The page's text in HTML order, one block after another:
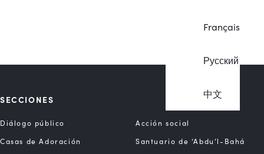
Français
Русский
中文
SECCIONES
Diálogo público
Acción social
Casas de Adoración
Santuario de ‘Abdu’l-Bahá